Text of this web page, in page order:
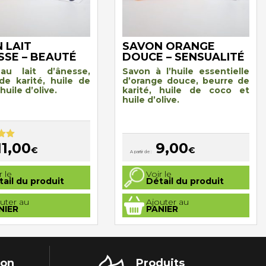
LAIT
– BEAUTÉ
lait d’ânesse,
karité, huile de
d’olive.
€
le
du produit
au
SAVON ORANGE
DOUCE – SENSUALITÉ
Savon à l’huile essentielle
d’orange douce, beurre de
karité, huile de coco et
huile d’olive.
A partir de : 9,00€
Voir le
Détail du produit
Ajouter au
PANIER
Ce
produit
a
plusieurs
variations.
Les
options
peuvent
être
la Produits